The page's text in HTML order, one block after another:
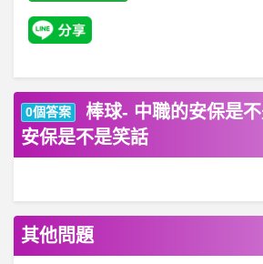
0個答案
棒球- 中職的安保是
安保是不是笑話
其他問題